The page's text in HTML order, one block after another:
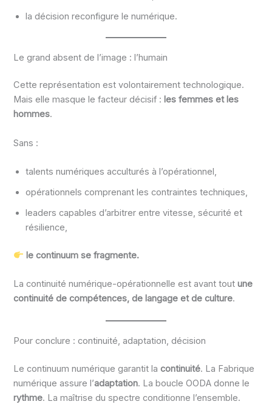
la décision reconfigure le numérique.
Le grand absent de l’image : l’humain
Cette représentation est volontairement technologique.
Mais elle masque le facteur décisif : les femmes et les
hommes.
Sans :
talents numériques acculturés à l’opérationnel,
opérationnels comprenant les contraintes techniques,
leaders capables d’arbitrer entre vitesse, sécurité et
résilience,
le continuum se fragmente.
La continuité numérique-opérationnelle est avant toutune
continuité de compétences, de langage et de culture.
Pour conclure : continuité, adaptation, décision
Le continuum numérique garantit lacontinuité. La Fabrique
numérique assure l’adaptation. La boucle OODA donne le
rythme. La maîtrise du spectre conditionne l’ensemble.